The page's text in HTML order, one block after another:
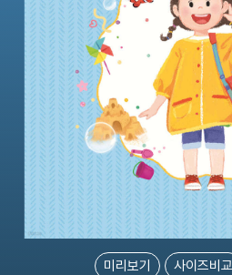
미리보기 사이즈비교